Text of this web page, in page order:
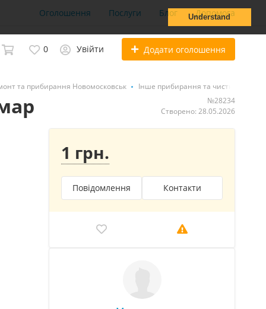
Understand
Оголошення Послуги Блог Допомога
0 Увійти Додати оголошення
та прибирання Новомосковськ Інше прибирання та чистка
№28234
Створено: 28.05.2026
1 грн.
Повідомлення Контакти